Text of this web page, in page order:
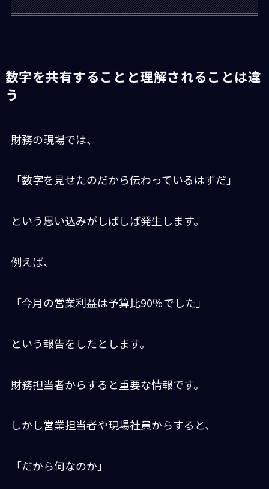
数字を共有することと理解されることは違
う
財務の現場では、
「数字を見せたのだから伝わっているはずだ」
という思い込みがしばしば発生します。
例えば、
「今月の営業利益は予算比90％でした」
という報告をしたとします。
財務担当者からすると重要な情報です。
しかし営業担当者や現場社員からすると、
「だから何なのか」